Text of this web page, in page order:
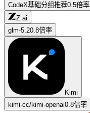
CodeX基础分组推荐0.5倍率
Z.ai
glm-5.20.8倍率
Kimi
kimi-cc/kimi-openai0.8倍率